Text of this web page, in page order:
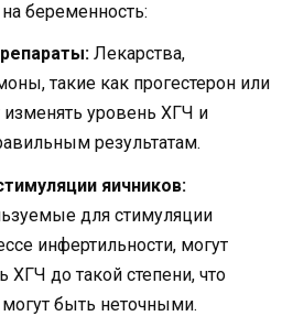
беременность:
Лекарства,
такие как прогестерон или
изменять уровень ХГЧ и
результатам.
яичников:
для стимуляции
инфертильности, могут
ХГЧ до такой степени, что
могут быть неточными.